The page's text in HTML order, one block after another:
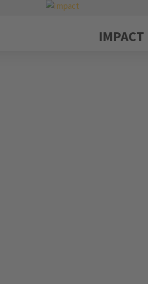
IMPACT